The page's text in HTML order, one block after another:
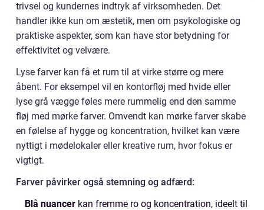
trivsel og kundernes indtryk af virksomheden. Det
handler ikke kun om æstetik, men om psykologiske og
praktiske aspekter, som kan have stor betydning for
effektivitet og velvære.
Lyse farver kan få et rum til at virke større og mere
åbent. For eksempel vil en kontorfløj med hvide eller
lyse grå vægge føles mere rummelig end den samme
fløj med mørke farver. Omvendt kan mørke farver skabe
en følelse af hygge og koncentration, hvilket kan være
nyttigt i mødelokaler eller kreative rum, hvor fokus er
vigtigt.
Farver påvirker også stemning og adfærd:
Blå nuancer kan fremme ro og koncentration, ideelt til